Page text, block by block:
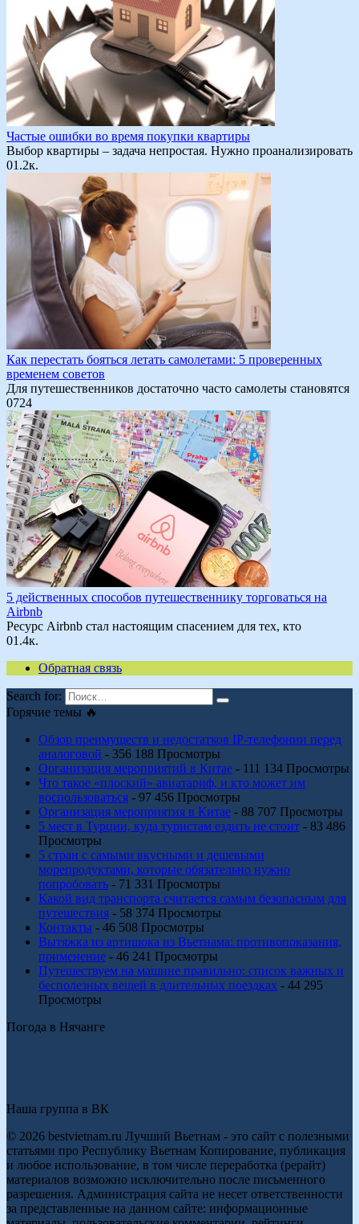
Частые ошибки во время покупки квартиры
Выбор квартиры – задача непростая. Нужно проанализировать
01.2к.
Как перестать бояться летать самолетами: 5 проверенных
временем советов
Для путешественников достаточно часто самолеты становятся
0724
5 действенных способов путешественнику торговаться на
Airbnb
Ресурс Airbnb стал настоящим спасением для тех, кто
01.4к.
Обратная связь
Search for:
Горячие темы 🔥
Обзор преимуществ и недостатков IP-телефонии перед
аналоговой - 356 188 Просмотры
Организация мероприятий в Китае - 111 134 Просмотры
Что такое «плоский» авиатариф, и кто может им
воспользоваться - 97 456 Просмотры
Организация мероприятия в Китае - 88 707 Просмотры
5 мест в Турции, куда туристам ездить не стоит - 83 486
Просмотры
5 стран с самыми вкусными и дешевыми
морепродуктами, которые обязательно нужно
попробовать - 71 331 Просмотры
Какой вид транспорта считается самым безопасным для
путешествия - 58 374 Просмотры
Контакты - 46 508 Просмотры
Вытяжка из артишока из Вьетнама: противопоказания,
применение - 46 241 Просмотры
Путешествуем на машине правильно: список важных и
бесполезных вещей в длительных поездках - 44 295
Просмотры
Погода в Нячанге
Наша группа в ВК
© 2026 bestvietnam.ru Лучший Вьетнам - это сайт с полезными
статьями про Республику Вьетнам Копирование, публикация
и любое использование, в том числе переработка (рерайт)
материалов возможно исключительно после письменного
разрешения. Администрация сайта не несет ответственности
за представленные на данном сайте: информационные